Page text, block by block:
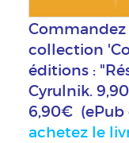
collection
éditions :
Cyrulnik.
6,90€ (ePub
achetez le